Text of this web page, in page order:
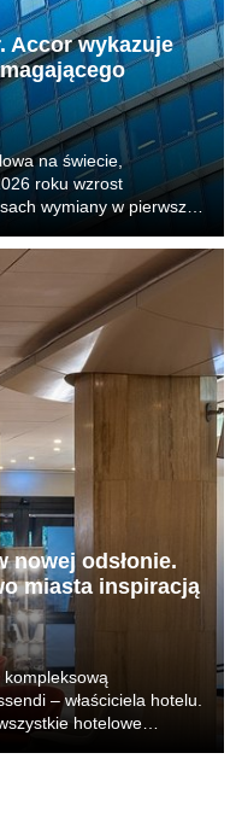
Accor wykazuje
na świecie,
roku wzrost
wymiany w pierwszej
wskaźnik RevPAR
nowej odsłonie.
miasta inspiracją
kompleksową
– właściciela hotelu.
hotelowe